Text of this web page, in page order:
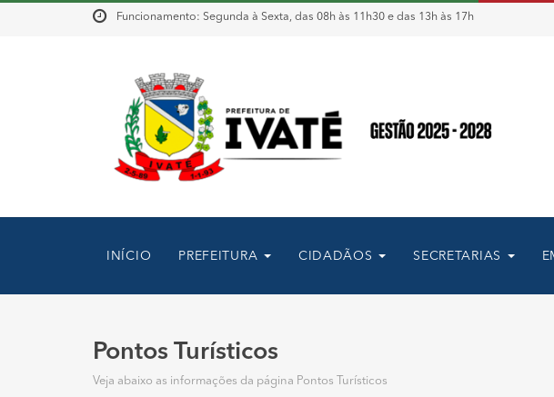
Funcionamento: Segunda à Sexta, das 08h às 11h30 e das 13h às 17h
INÍCIO PREFEITURA CIDADÃOS SECRETARIAS
Pontos Turísticos
Veja abaixo as informações da página Pontos Turísticos